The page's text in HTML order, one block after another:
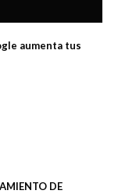
aumenta tus
DE